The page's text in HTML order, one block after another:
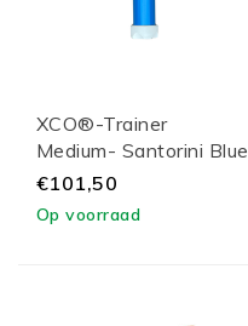
XCO®-Trainer
Medium- Santorini Blue
/ White Lid
€101,50
Op voorraad